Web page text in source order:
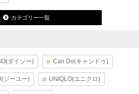
カテゴリー一覧
ダイソー) Can Do(キャンドゥ)
ジーユー) UNIQLO(ユニクロ)